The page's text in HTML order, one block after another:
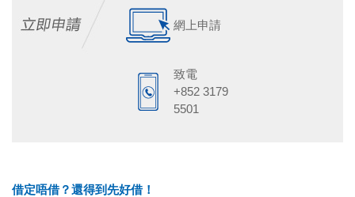
網上申請
致電
+852 3179
5501
借定唔借？還得到先好借！